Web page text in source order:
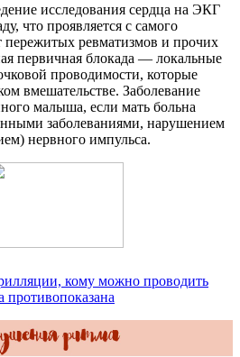
исследования сердца на ЭКГ
что проявляется с самого
пережитых ревматизмов и прочих
первичная блокада — локальные
проводимости, которые
вмешательстве. Заболевание
малыша, если мать больна
заболеваниями, нарушением
нервного импульса.
кому можно проводить
противопоказана